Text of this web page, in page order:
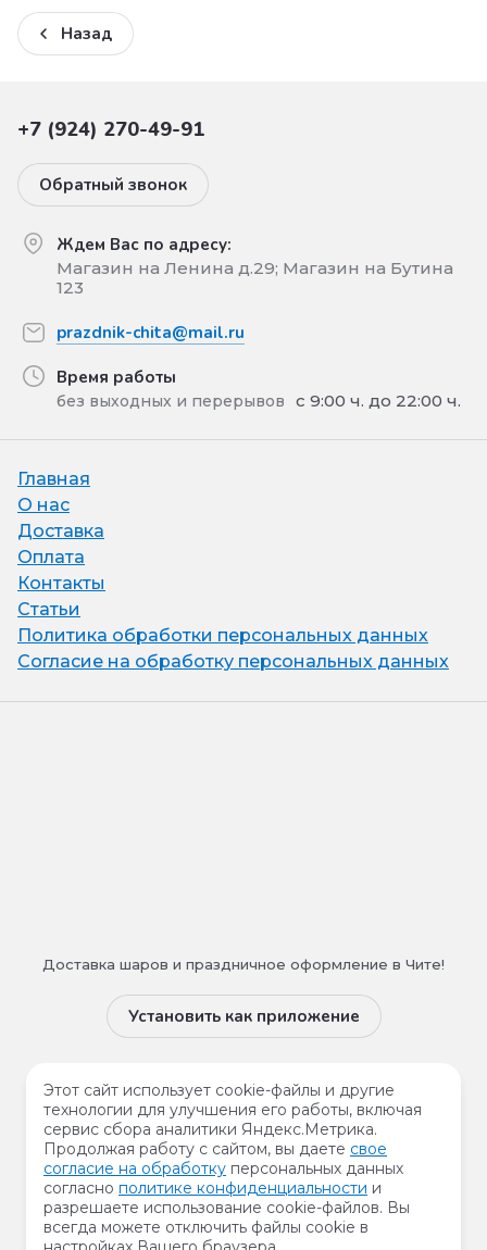
Назад
+7 (924) 270-49-91
Обратный звонок
Ждем Вас по адресу:
Магазин на Ленина д.29; Магазин на Бутина
123
prazdnik-chita@mail.ru
Время работы
без выходных и перерывов с 9:00 ч. до 22:00 ч.
Главная
О нас
Доставка
Оплата
Контакты
Статьи
Политика обработки персональных данных
Согласие на обработку персональных данных
Доставка шаров и праздничное оформление в Чите!
Установить как приложение
Мы в сети
Принимаем к оплате
Этот сайт использует cookie-файлы и другие
технологии для улучшения его работы, включая
сервис сбора аналитики Яндекс.Метрика.
Продолжая работу с сайтом, вы даете свое
согласие на обработку персональных данных
согласно политике конфиденциальности и
разрешаете использование cookie-файлов. Вы
всегда можете отключить файлы cookie в